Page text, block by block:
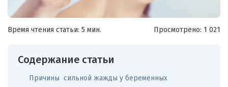
Время чтения статьи: 5 мин. Просмотрено: 1 021
Содержание статьи
Причины сильной жажды у беременных